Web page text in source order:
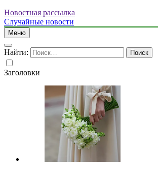
Новостная рассылка
Случайные новости
Меню
Найти:
Заголовки